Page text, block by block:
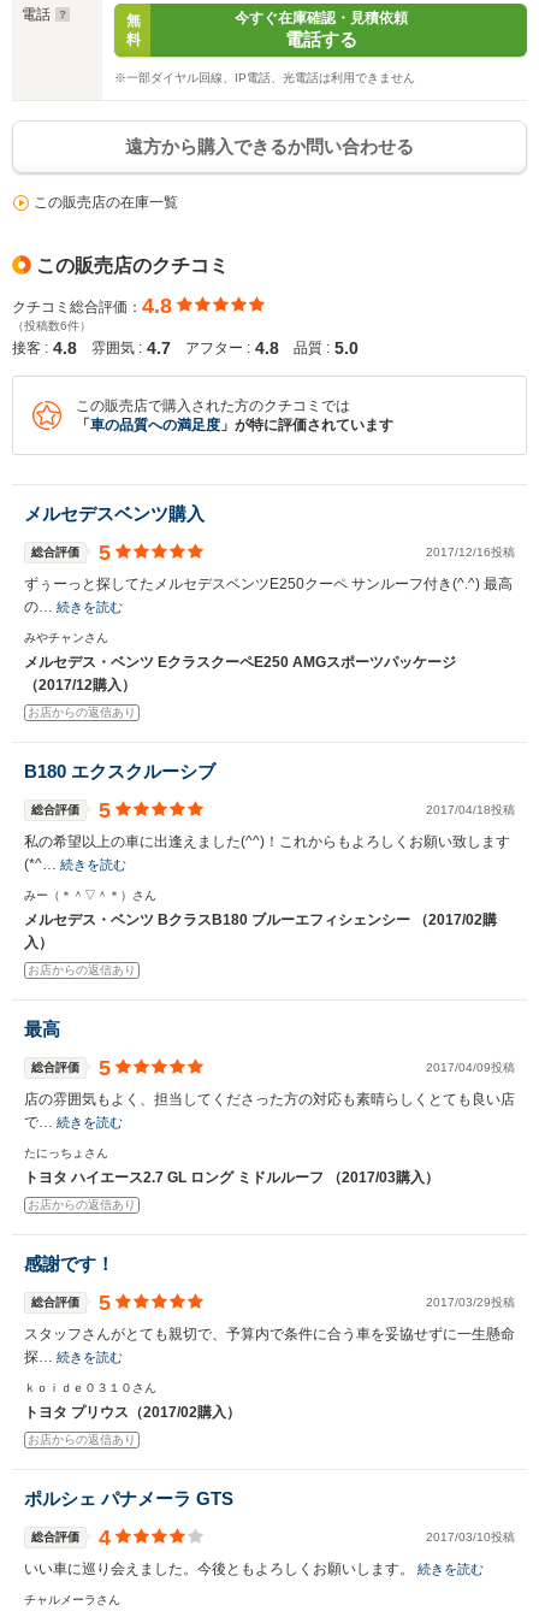
電話
無
料
今すぐ在庫確認・見積依頼
電話する
※一部ダイヤル回線、IP電話、光電話は利用できません
遠方から購入できるか問い合わせる
この販売店の在庫一覧
この販売店のクチコミ
クチコミ総合評価： 4.8
（投稿数6件）
接客 : 4.8 雰囲気 : 4.7 アフター : 4.8 品質 : 5.0
この販売店で購入された方のクチコミでは
「 車の品質への満足度 」が特に評価されています
メルセデスベンツ購入
総合評価 5 2017/12/16投稿
ずぅーっと探してたメルセデスベンツE250クーペ サンルーフ付き(^.^) 最高
の… 続きを読む
みやチャンさん
メルセデス・ベンツ EクラスクーペE250 AMGスポーツパッケージ
（2017/12購入）
お店からの返信あり
B180 エクスクルーシブ
総合評価 5 2017/04/18投稿
私の希望以上の車に出逢えました(^^)！これからもよろしくお願い致します
(*^… 続きを読む
みー（＊＾▽＾＊）さん
メルセデス・ベンツ BクラスB180 ブルーエフィシェンシー （2017/02購
入）
お店からの返信あり
最高
総合評価 5 2017/04/09投稿
店の雰囲気もよく、担当してくださった方の対応も素晴らしくとても良い店
で… 続きを読む
たにっちょさん
トヨタ ハイエース2.7 GL ロング ミドルルーフ （2017/03購入）
お店からの返信あり
感謝です！
総合評価 5 2017/03/29投稿
スタッフさんがとても親切で、予算内で条件に合う車を妥協せずに一生懸命
探… 続きを読む
ｋｏｉｄｅ０３１０さん
トヨタ プリウス（2017/02購入）
お店からの返信あり
ポルシェ パナメーラ GTS
総合評価 4 2017/03/10投稿
いい車に巡り会えました。今後ともよろしくお願いします。 続きを読む
チャルメーラさん
※保存された情報は 90 日で破棄されます
いいえ